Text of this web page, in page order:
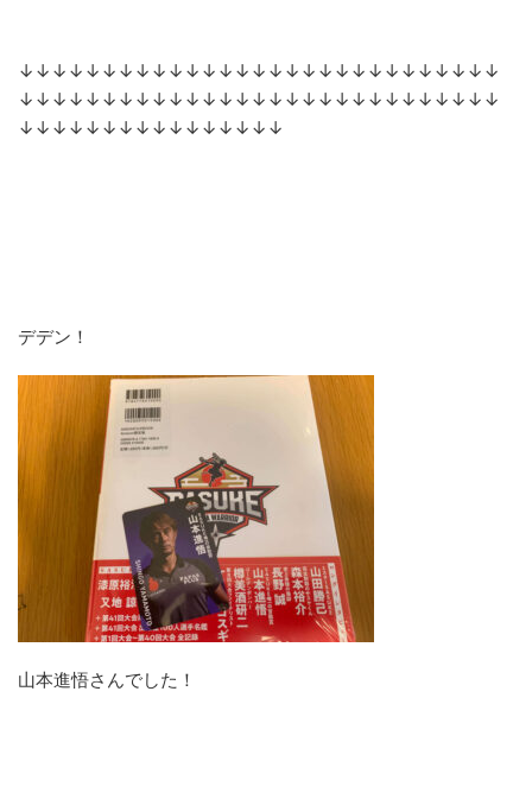
↓↓↓↓↓↓↓↓↓↓↓↓↓↓↓↓↓↓↓↓↓↓↓↓↓↓↓↓↓
↓↓↓↓↓↓↓↓↓↓↓↓↓↓↓↓↓↓↓↓↓↓↓↓↓↓↓↓↓
↓↓↓↓↓↓↓↓↓↓↓↓↓↓↓↓
デデン！
山本進悟さんでした！